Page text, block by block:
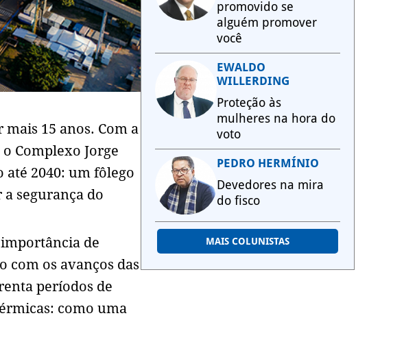
15 anos. Com a
Complexo Jorge
2040: um fôlego
segurança do
de
os avanços das
períodos de
como uma
promovido se
alguém promover
você
EWALDO
WILLERDING
Proteção às
mulheres na hora do
voto
PEDRO HERMÍNIO
Devedores na mira
do fisco
MAIS COLUNISTAS